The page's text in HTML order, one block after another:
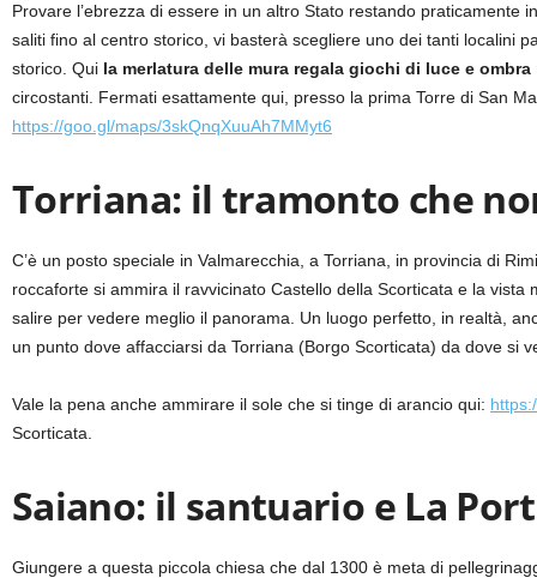
Provare l’ebrezza di essere in un altro Stato restando praticamente
saliti fino al centro storico, vi basterà scegliere uno dei tanti localini
storico. Qui la merlatura delle mura regala giochi di luce e ombra
circostanti. Fermati esattamente qui, presso la prima Torre di San
https://goo.gl/maps/3skQnqXuuAh7MMyt6
Torriana: il tramonto che
C’è un posto speciale in Valmarecchia, a Torriana, in provincia di
roccaforte si ammira il ravvicinato Castello della Scorticata e la
salire per vedere meglio il panorama. Un luogo perfetto, in realtà,
un punto dove affacciarsi da Torriana (Borgo Scorticata) da dove si
Vale la pena anche ammirare il sole che si tinge di arancio qui:
Scorticata.
Saiano: il santuario e La
Giungere a questa piccola chiesa che dal 1300 è meta di